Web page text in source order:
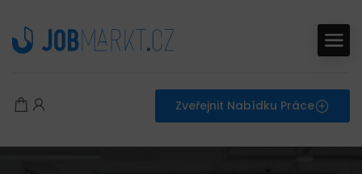
Zveřejnit Nabídku Práce